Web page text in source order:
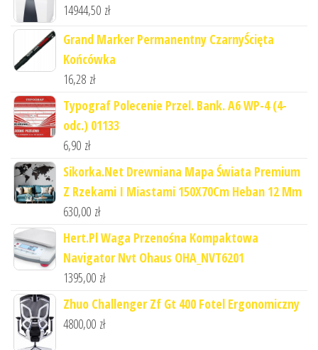
14944,50 zł
Grand Marker Permanentny CzarnyŚcięta
Końcówka
16,28 zł
Typograf Polecenie Przel. Bank. A6 WP-4 (4-
odc.) 01133
6,90 zł
Sikorka.Net Drewniana Mapa Świata Premium
Z Rzekami I Miastami 150X70Cm Heban 12 Mm
630,00 zł
Hert.Pl Waga Przenośna Kompaktowa
Navigator Nvt Ohaus OHA_NVT6201
1395,00 zł
Zhuo Challenger Zf Gt 400 Fotel Ergonomiczny
4800,00 zł